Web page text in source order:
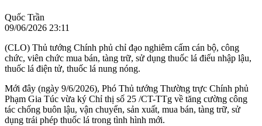
Quốc Trần
09/06/2026 23:11
(CLO) Thủ tướng Chính phủ chỉ đạo nghiêm cấm cán bộ, công
chức, viên chức mua bán, tàng trữ, sử dụng thuốc lá điếu nhập lậu,
thuốc lá điện tử, thuốc lá nung nóng.
Mới đây (ngày 9/6/2026), Phó Thủ tướng Thường trực Chính phủ
Phạm Gia Túc vừa ký Chỉ thị số 25 /CT-TTg về tăng cường công
tác chống buôn lậu, vận chuyển, sản xuất, mua bán, tàng trữ, sử
dụng trái phép thuốc lá trong tình hình mới.